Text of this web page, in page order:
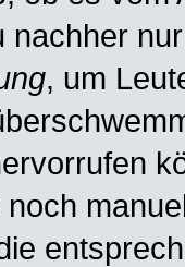
nachher
, um